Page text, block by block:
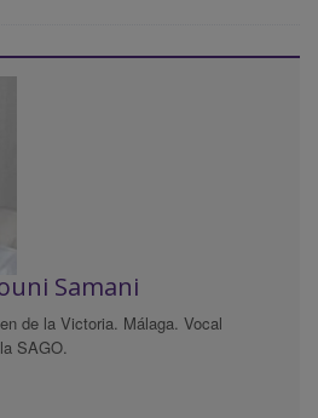
Samani
de la Victoria. Málaga. Vocal
SAGO.